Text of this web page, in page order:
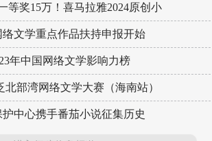
等奖15万！喜马拉雅2024原创小
络文学重点作品扶持申报开始
年中国网络文学影响力榜
北部湾网络文学大赛（海南站）
中心携手番茄小说征集历史